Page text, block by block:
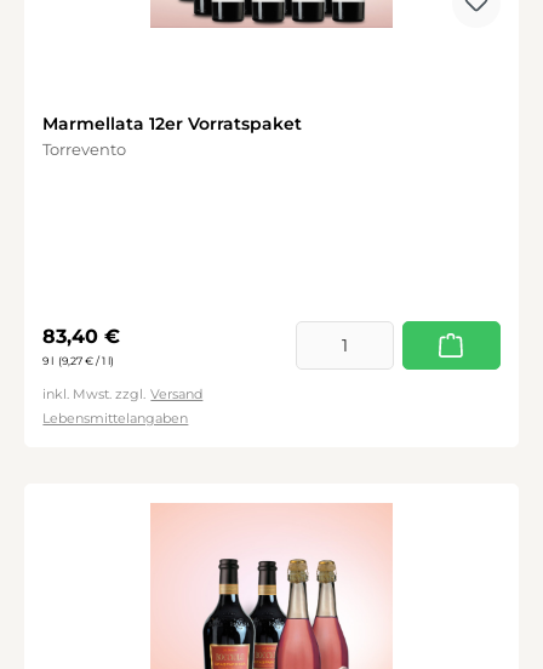
Marmellata 12er Vorratspaket
Torrevento
Regulärer Preis:
83,40 €
9 l (9,27 € / 1 l)
inkl. Mwst. zzgl. Versand
Lebensmittelangaben